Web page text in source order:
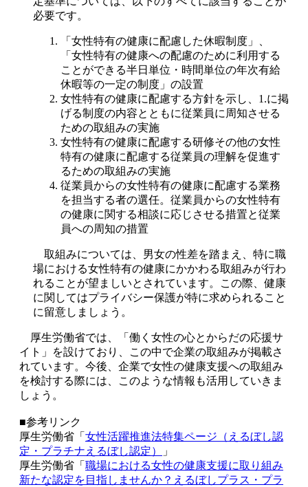
必要です。
「女性特有の健康に配慮した休暇制度」、
「女性特有の健康への配慮のために利用する
ことができる半日単位・時間単位の年次有給
休暇等の一定の制度」の設置
女性特有の健康に配慮する方針を示し、1.に掲
げる制度の内容とともに従業員に周知させる
ための取組みの実施
女性特有の健康に配慮する研修その他の女性
特有の健康に配慮する従業員の理解を促進す
るための取組みの実施
従業員からの女性特有の健康に配慮する業務
を担当する者の選任。従業員からの女性特有
の健康に関する相談に応じさせる措置と従業
員への周知の措置
取組みについては、男女の性差を踏まえ、特に職
場における女性特有の健康にかかわる取組みが行わ
れることが望ましいとされています。この際、健康
に関してはプライバシー保護が特に求められること
に留意しましょう。
厚生労働省では、「働く女性の心とからだの応援サ
イト」を設けており、この中で企業の取組みが掲載さ
れています。今後、企業で女性の健康支援への取組み
を検討する際には、このような情報も活用していきま
しょう。
■参考リンク
厚生労働省「 女性活躍推進法特集ページ（えるぼし認
定・プラチナえるぼし認定）
」
厚生労働省「 職場における女性の健康支援に取り組み
新たな認定を目指しませんか？えるぼしプラス・プラ